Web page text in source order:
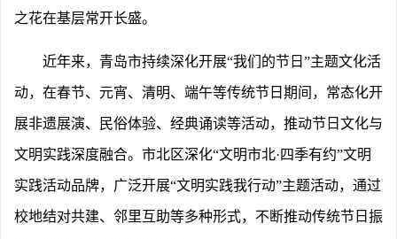
之花在基层常开长盛。
近年来，青岛市持续深化开展“我们的节日”主题文化活
动，在春节、元宵、清明、端午等传统节日期间，常态化开
展非遗展演、民俗体验、经典诵读等活动，推动节日文化与
文明实践深度融合。市北区深化“文明市北·四季有约”文明
实践活动品牌，广泛开展“文明实践我行动”主题活动，通过
校地结对共建、邻里互助等多种形式，不断推动传统节日振